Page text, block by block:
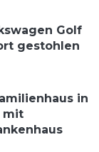
Golf
gestohlen
in
mit